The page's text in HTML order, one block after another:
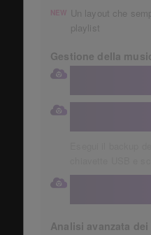
NEW Un layout che
playlist
Gestione della
Analisi avanzata